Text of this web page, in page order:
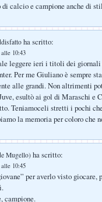
di calcio e campione anche di
ha scritto:
10:43
leggere ieri i titoli dei giornali
Per me Giuliano è sempre
alle grandi. Non altrimenti
esultò ai gol di Maraschi e
Teniamoceli stretti i pochi
la memoria per coloro che
Mugello) ha scritto:
10:45
per averlo visto
campione.